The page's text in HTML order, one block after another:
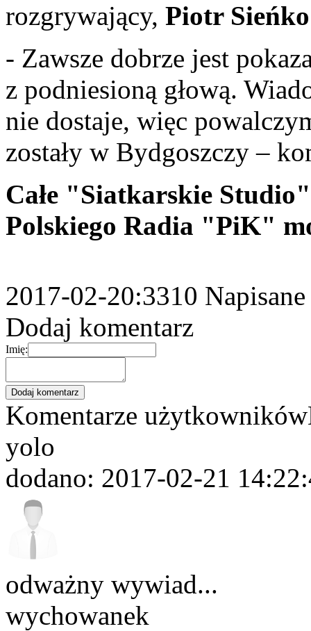
rozgrywający, Piotr Sieńko
- Zawsze dobrze jest
z podniesioną głową.
nie dostaje, więc
zostały w Bydgoszczy –
Całe "Siatkarskie
Polskiego Radia "PiK"
2017-02-20:3310
Dodaj komentarz
Imię:
Komentarze użytkowników
yolo
dodano: 2017-02-21
odważny wywiad...
wychowanek